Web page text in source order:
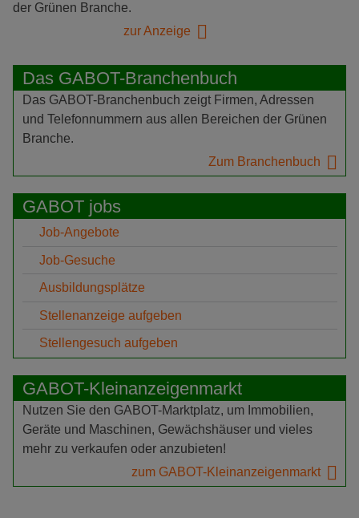
der Grünen Branche.
zur Anzeige
Das GABOT-Branchenbuch
Das GABOT-Branchenbuch zeigt Firmen, Adressen
und Telefonnummern aus allen Bereichen der Grünen
Branche.
Zum Branchenbuch
GABOT jobs
Job-Angebote
Job-Gesuche
Ausbildungsplätze
Stellenanzeige aufgeben
Stellengesuch aufgeben
GABOT-Kleinanzeigenmarkt
Nutzen Sie den GABOT-Marktplatz, um Immobilien,
Geräte und Maschinen, Gewächshäuser und vieles
mehr zu verkaufen oder anzubieten!
zum GABOT-Kleinanzeigenmarkt